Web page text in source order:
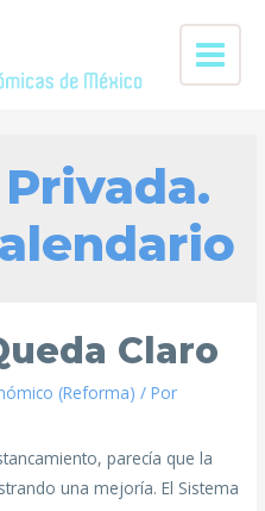
Claro
(Reforma) / Por
parecía que la
una mejoría. El Sistema